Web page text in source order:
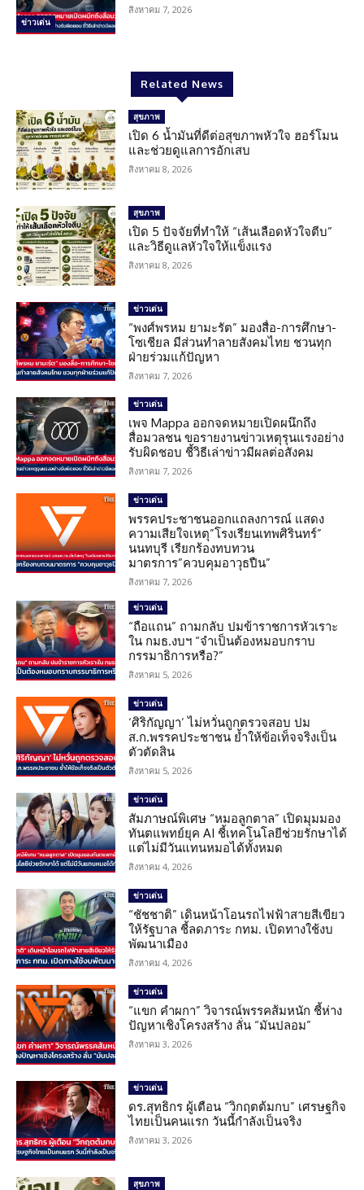
ข่าวเด่น
สิงหาคม 7, 2026
Related News
สุขภาพ
เปิด 6 น้ำมันที่ดีต่อสุขภาพหัวใจ ฮอร์โมน
และช่วยดูแลการอักเสบ
สิงหาคม 8, 2026
สุขภาพ
เปิด 5 ปัจจัยที่ทำให้ “เส้นเลือดหัวใจตีบ”
และวิธีดูแลหัวใจให้แข็งแรง
สิงหาคม 8, 2026
ข่าวเด่น
“พงศ์พรหม ยามะรัต” มองสื่อ-การศึกษา-
โซเชียล มีส่วนทำลายสังคมไทย ชวนทุก
ฝ่ายร่วมแก้ปัญหา
สิงหาคม 7, 2026
ข่าวเด่น
เพจ Mappa ออกจดหมายเปิดผนึกถึง
สื่อมวลชน ขอรายงานข่าวเหตุรุนแรงอย่าง
รับผิดชอบ ชี้วิธีเล่าข่าวมีผลต่อสังคม
สิงหาคม 7, 2026
ข่าวเด่น
พรรคประชาชนออกแถลงการณ์ แสดง
ความเสียใจเหตุ”โรงเรียนเทพศิรินทร์”
นนทบุรี เรียกร้องทบทวน
มาตรการ”ควบคุมอาวุธปืน”
สิงหาคม 7, 2026
ข่าวเด่น
“ถือแถน” ถามกลับ ปมข้าราชการหัวเราะ
ใน กมธ.งบฯ “จำเป็นต้องหมอบกราบ
กรรมาธิการหรือ?”
สิงหาคม 5, 2026
ข่าวเด่น
‘ศิริกัญญา’ ไม่หวั่นถูกตรวจสอบ ปม
ส.ก.พรรคประชาชน ย้ำให้ข้อเท็จจริงเป็น
ตัวตัดสิน
สิงหาคม 5, 2026
ข่าวเด่น
สัมภาษณ์พิเศษ “หมอลูกตาล” เปิดมุมมอง
ทันตแพทย์ยุค AI ชี้เทคโนโลยีช่วยรักษาได้
แต่ไม่มีวันแทนหมอได้ทั้งหมด
สิงหาคม 4, 2026
ข่าวเด่น
“ชัชชาติ” เดินหน้าโอนรถไฟฟ้าสายสีเขียว
ให้รัฐบาล ชี้ลดภาระ กทม. เปิดทางใช้งบ
พัฒนาเมือง
สิงหาคม 4, 2026
ข่าวเด่น
“แขก คำผกา” วิจารณ์พรรคส้มหนัก ชี้ห่าง
ปัญหาเชิงโครงสร้าง ลั่น “มันปลอม”
สิงหาคม 3, 2026
ข่าวเด่น
ดร.สุทธิกร ผู้เตือน “วิกฤตต้มกบ” เศรษฐกิจ
ไทยเป็นคนแรก วันนี้กำลังเป็นจริง
สิงหาคม 3, 2026
สุขภาพ